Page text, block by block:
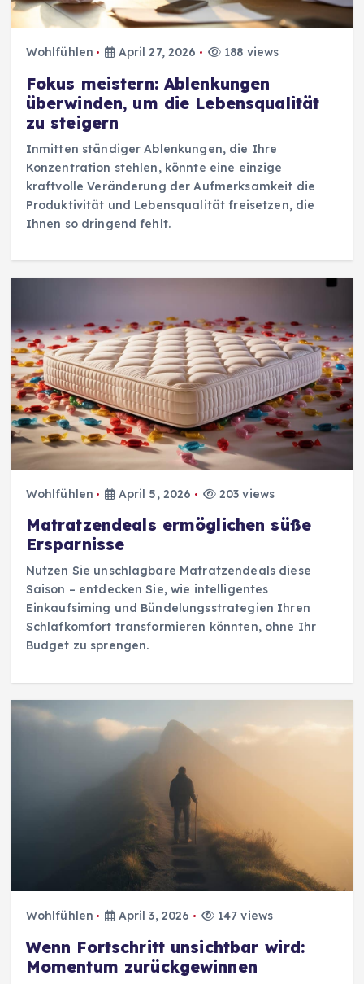
Wohlfühlen April 27, 2026 188 views
Fokus meistern: Ablenkungen
überwinden, um die Lebensqualität
zu steigern
Inmitten ständiger Ablenkungen, die Ihre
Konzentration stehlen, könnte eine einzige
kraftvolle Veränderung der Aufmerksamkeit die
Produktivität und Lebensqualität freisetzen, die
Ihnen so dringend fehlt.
Wohlfühlen April 5, 2026 203 views
Matratzendeals ermöglichen süße
Ersparnisse
Nutzen Sie unschlagbare Matratzendeals diese
Saison – entdecken Sie, wie intelligentes
Einkaufsiming und Bündelungsstrategien Ihren
Schlafkomfort transformieren könnten, ohne Ihr
Budget zu sprengen.
Wohlfühlen April 3, 2026 147 views
Wenn Fortschritt unsichtbar wird:
Momentum zurückgewinnen